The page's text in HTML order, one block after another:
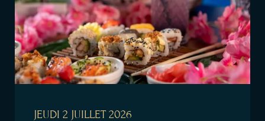
JEUDI 2 JUILLET 2026